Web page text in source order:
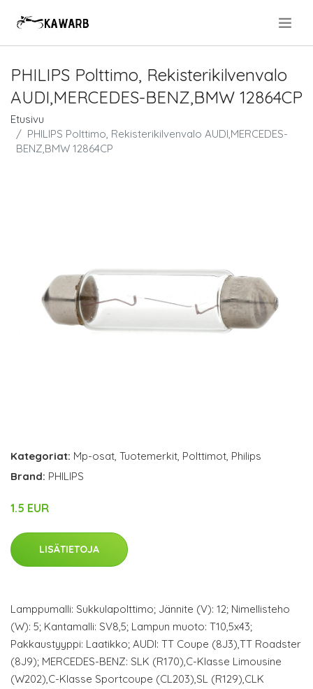
PHILIPS Polttimo, Rekisterikilvenvalo
AUDI,MERCEDES-BENZ,BMW 12864CP
Etusivu
PHILIPS Polttimo, Rekisterikilvenvalo AUDI,MERCEDES-
BENZ,BMW 12864CP
Kategoriat: Mp-osat, Tuotemerkit, Polttimot, Philips
Brand: PHILIPS
1.5 EUR
LISÄTIETOJA
Lamppumalli: Sukkulapolttimo; Jännite (V): 12; Nimellisteho
(W): 5; Kantamalli: SV8,5; Lampun muoto: T10,5x43;
Pakkaustyyppi: Laatikko; AUDI: TT Coupe (8J3),TT Roadster
(8J9); MERCEDES-BENZ: SLK (R170),C-Klasse Limousine
(W202),C-Klasse Sportcoupe (CL203),SL (R129),CLK